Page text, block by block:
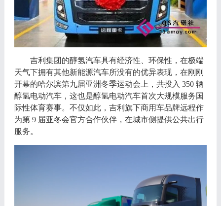
吉利集团的醇氢汽车具有经济性、环保性，在极端
天气下拥有其他新能源汽车所没有的优异表现，在刚刚
开幕的哈尔滨第九届亚洲冬季运动会上，共投入 350 辆
醇氢电动汽车，这也是醇氢电动汽车首次大规模服务国
际性体育赛事。不仅如此，吉利旗下商用车品牌远程作
为第 9 届亚冬会官方合作伙伴，在城市侧提供公共出行
服务。